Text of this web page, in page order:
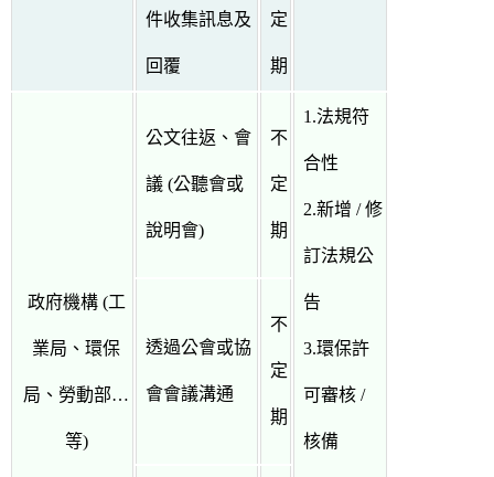
件收集訊息及
回覆
定
期
政府機構 (工
業局、環保
局、勞動部…
等)
公文往返、會
議 (公聽會或
說明會)
不
定
期
1.法規符
合性
2.新增 / 修
訂法規公
告
3.環保許
可審核 /
核備
透過公會或協
會會議溝通
不
定
期